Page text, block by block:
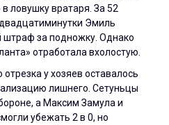
ловушку вратаря. За 52
Эмиль
за подножку. Однако
отработала вхолостую.
отрезка у хозяев оставалось
лишнего. Сетуньцы
а Максим Замула и
убежать 2 в 0, но